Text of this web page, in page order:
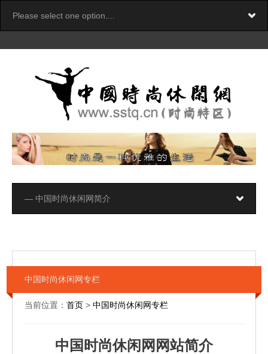
中国时尚休闲网专栏
当前位置： 首页 > 中国时尚休闲网专栏
中国时尚休闲网网站简介